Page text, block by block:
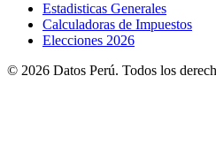
Estadisticas Generales
Calculadoras de Impuestos
Elecciones 2026
© 2026 Datos Perú. Todos los